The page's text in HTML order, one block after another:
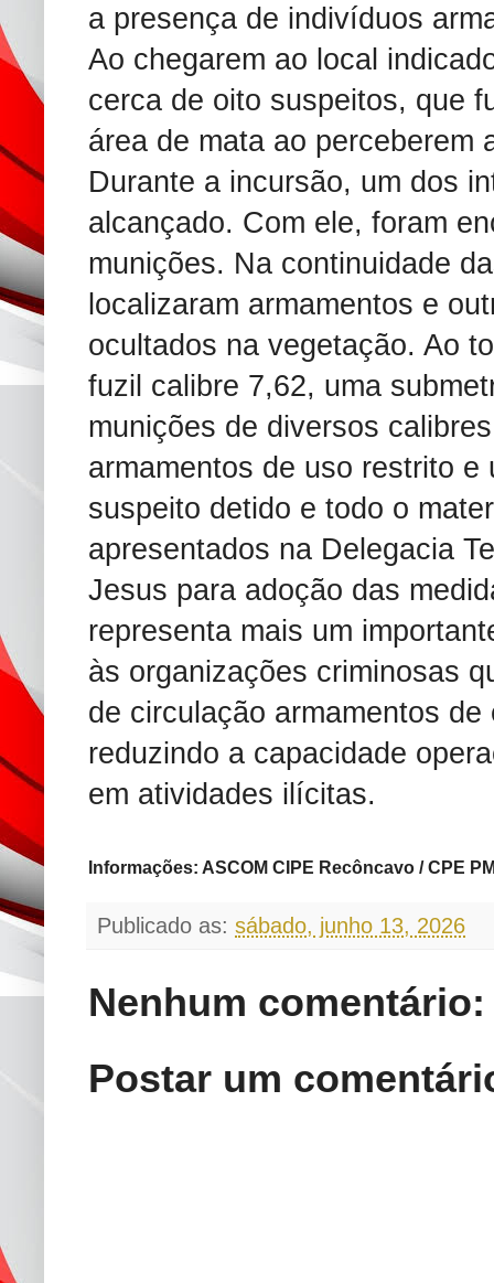
a presença de indivíduos
Ao chegarem ao local
cerca de oito suspeitos, que
área de mata ao perceberem
Durante a incursão, um dos
alcançado. Com ele, foram
munições. Na continuidade
localizaram armamentos e
ocultados na vegetação. Ao
fuzil calibre 7,62, uma
munições de diversos
armamentos de uso restrito e
suspeito detido e todo o
apresentados na Delegacia
Jesus para adoção das
representa mais um
às organizações criminosas
de circulação armamentos
reduzindo a capacidade
em atividades ilícitas.
Informações: ASCOM CIPE Recôncavo / CPE
Publicado as: sábado, junho 13, 2026
Nenhum comentário:
Postar um